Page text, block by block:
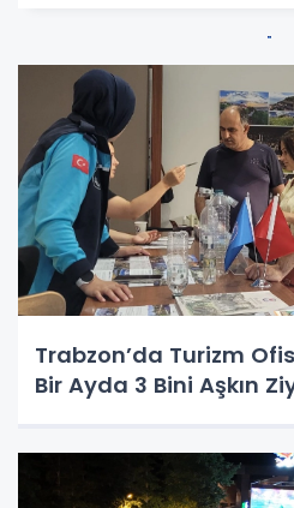
Trabzon’da Turizm
Bir Ayda 3 Bini Aşkın